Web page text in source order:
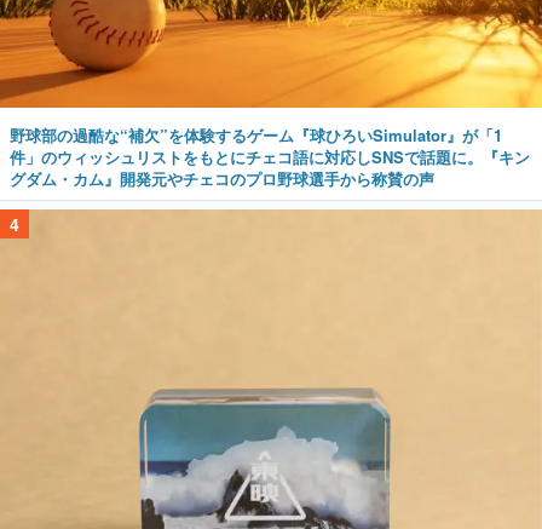
野球部の過酷な“補欠”を体験するゲーム『球ひろいSimulator』が「1
件」のウィッシュリストをもとにチェコ語に対応しSNSで話題に。『キン
グダム・カム』開発元やチェコのプロ野球選手から称賛の声
4